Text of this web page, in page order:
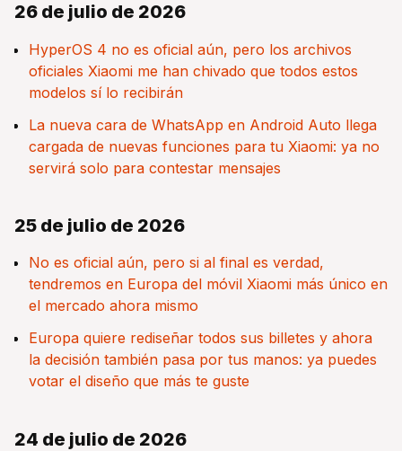
26 de julio de 2026
HyperOS 4 no es oficial aún, pero los archivos
oficiales Xiaomi me han chivado que todos estos
modelos sí lo recibirán
La nueva cara de WhatsApp en Android Auto llega
cargada de nuevas funciones para tu Xiaomi: ya no
servirá solo para contestar mensajes
25 de julio de 2026
No es oficial aún, pero si al final es verdad,
tendremos en Europa del móvil Xiaomi más único en
el mercado ahora mismo
Europa quiere rediseñar todos sus billetes y ahora
la decisión también pasa por tus manos: ya puedes
votar el diseño que más te guste
24 de julio de 2026